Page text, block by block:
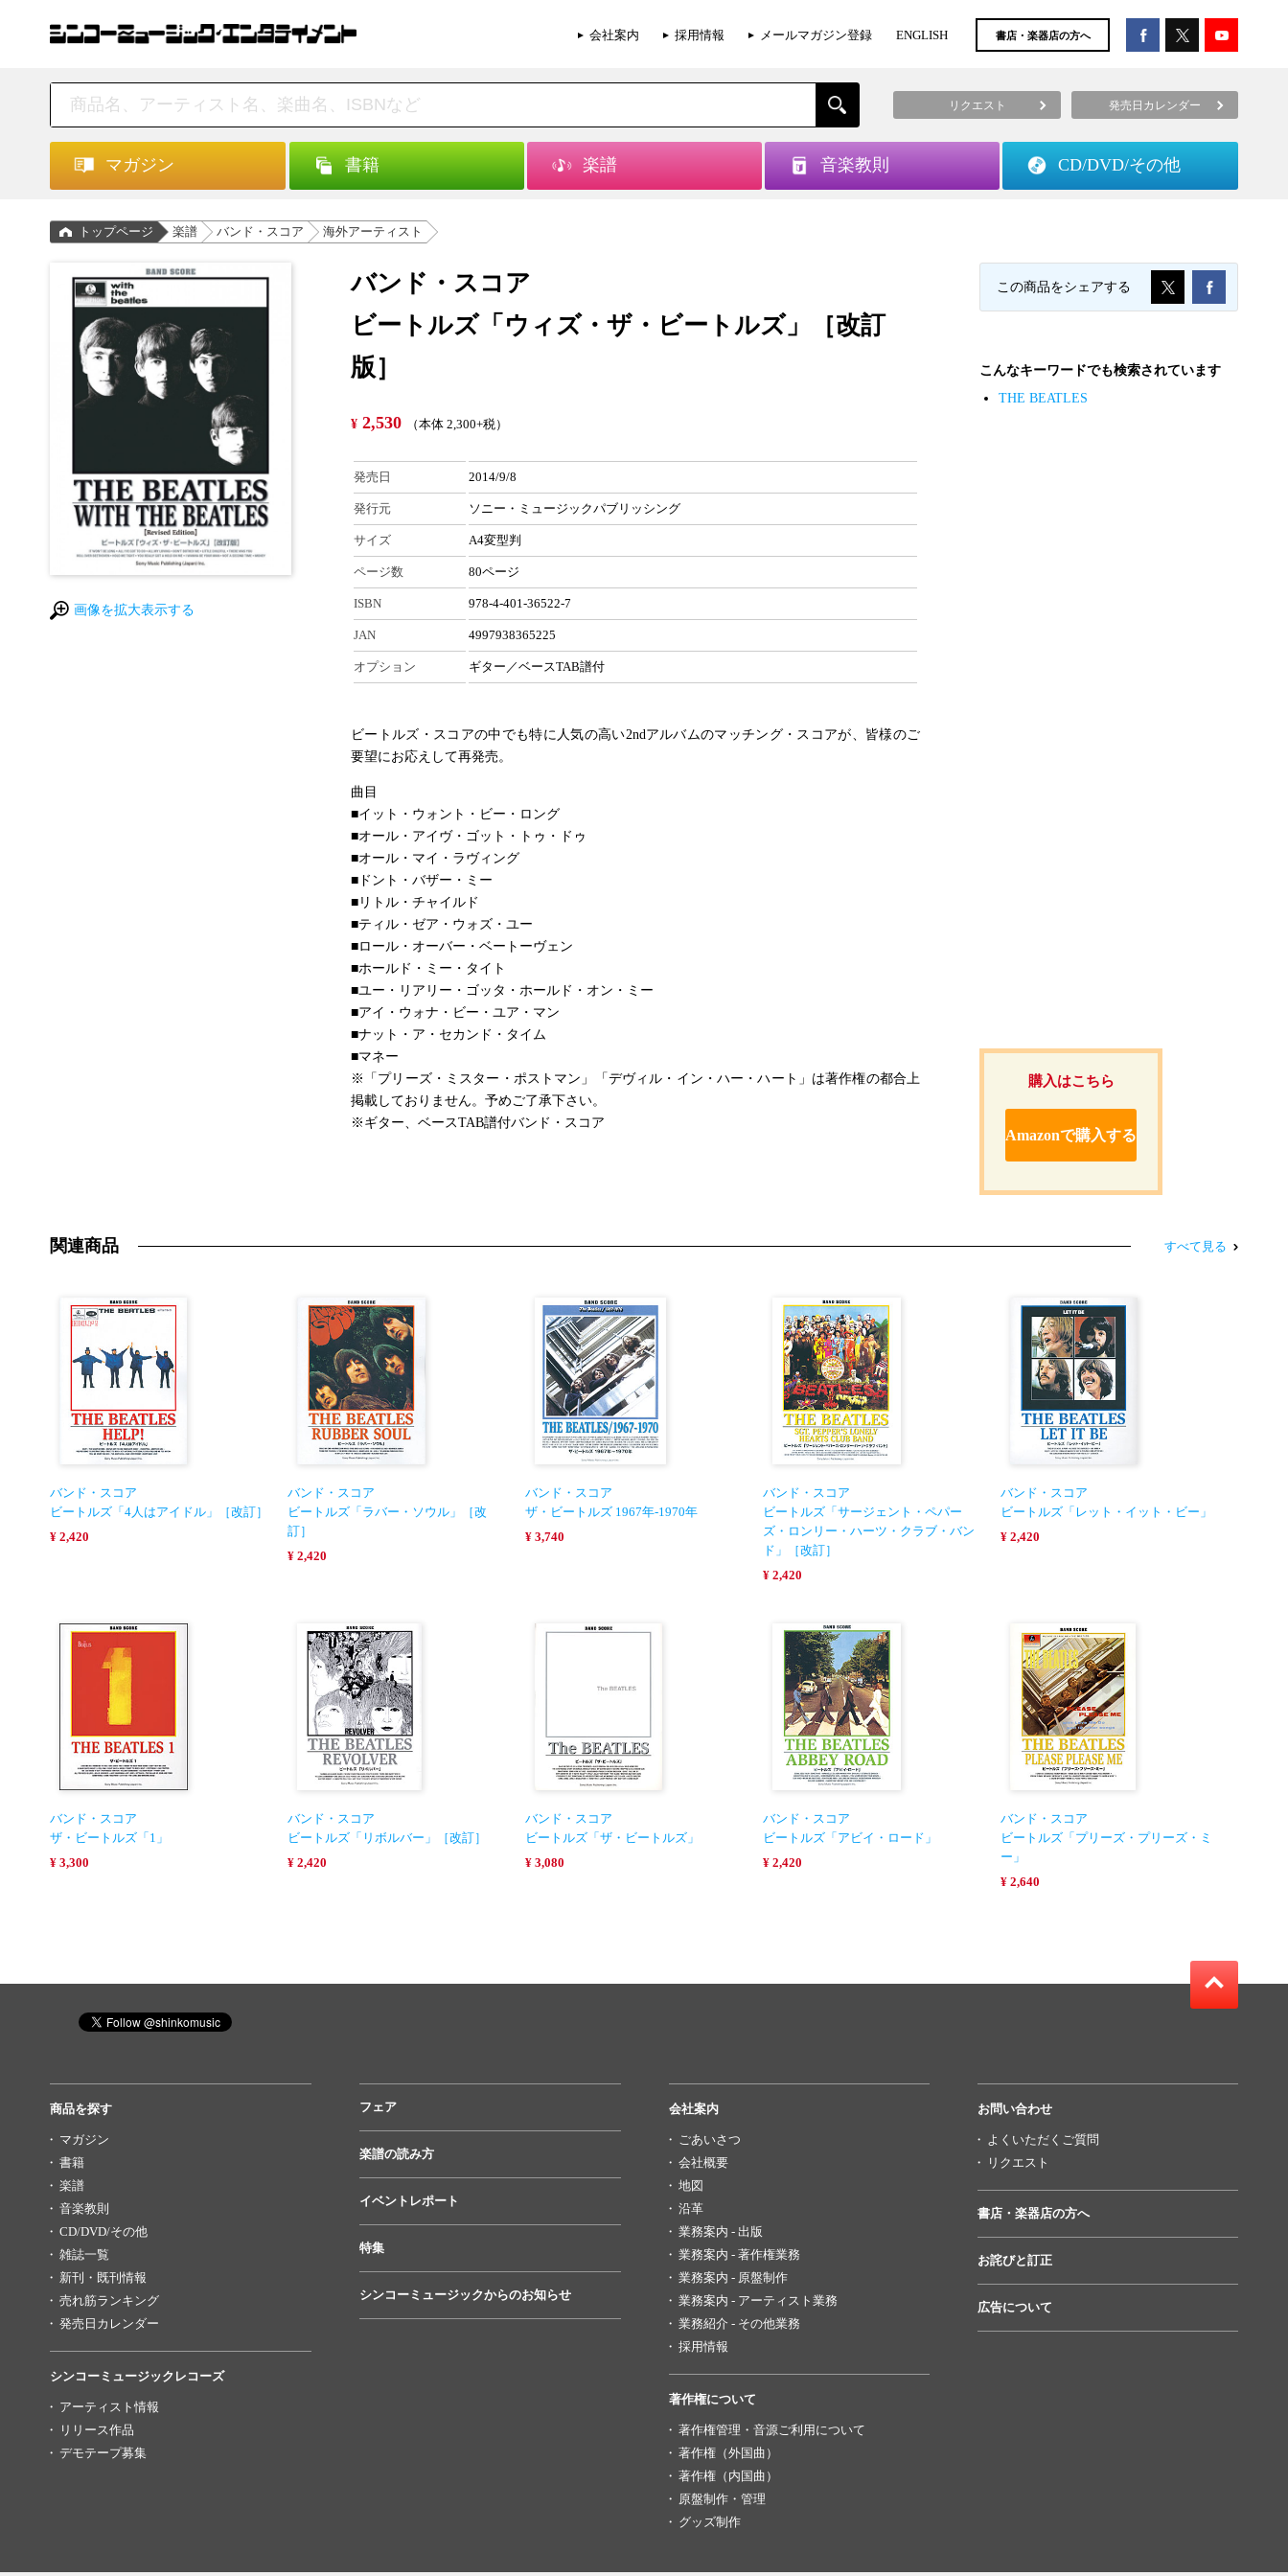
会社案内 採用情報 メールマガジン登録 ENGLISH 書店・楽器店の方へ
リクエスト 発売日カレンダー
マガジン 書籍 楽譜 音楽教則 CD/DVD/その他
トップページ 楽譜 バンド・スコア 海外アーティスト
画像を拡大表示する
バンド・スコア
ビートルズ「ウィズ・ザ・ビートルズ」［改訂
版］
¥ 2,530 （本体 2,300+税）
発売日 2014/9/8
発行元 ソニー・ミュージックパブリッシング
サイズ A4変型判
ページ数 80ページ
ISBN 978-4-401-36522-7
JAN 4997938365225
オプション ギター／ベースTAB譜付
ビートルズ・スコアの中でも特に人気の高い2ndアルバムのマッチング・スコアが、皆様のご
要望にお応えして再発売。
曲目
■イット・ウォント・ビー・ロング
■オール・アイヴ・ゴット・トゥ・ドゥ
■オール・マイ・ラヴィング
■ドント・バザー・ミー
■リトル・チャイルド
■ティル・ゼア・ウォズ・ユー
■ロール・オーバー・ベートーヴェン
■ホールド・ミー・タイト
■ユー・リアリー・ゴッタ・ホールド・オン・ミー
■アイ・ウォナ・ビー・ユア・マン
■ナット・ア・セカンド・タイム
■マネー
※「プリーズ・ミスター・ポストマン」「デヴィル・イン・ハー・ハート」は著作権の都合上
掲載しておりません。予めご了承下さい。
※ギター、ベースTAB譜付バンド・スコア
購入はこちら
Amazonで購入する
この商品をシェアする
こんなキーワードでも検索されています
THE BEATLES
関連商品 すべて見る
バンド・スコア
ビートルズ「4人はアイドル」［改訂］
¥ 2,420
バンド・スコア
ビートルズ「ラバー・ソウル」［改
訂］
¥ 2,420
バンド・スコア
ザ・ビートルズ 1967年-1970年
¥ 3,740
バンド・スコア
ビートルズ「サージェント・ペパー
ズ・ロンリー・ハーツ・クラブ・バン
ド」［改訂］
¥ 2,420
バンド・スコア
ビートルズ「レット・イット・ビー」
¥ 2,420
バンド・スコア
ザ・ビートルズ「1」
¥ 3,300
バンド・スコア
ビートルズ「リボルバー」［改訂］
¥ 2,420
バンド・スコア
ビートルズ「ザ・ビートルズ」
¥ 3,080
バンド・スコア
ビートルズ「アビイ・ロード」
¥ 2,420
バンド・スコア
ビートルズ「プリーズ・プリーズ・ミ
ー」
¥ 2,640
商品を探す
マガジン
書籍
楽譜
音楽教則
CD/DVD/その他
雑誌一覧
新刊・既刊情報
売れ筋ランキング
発売日カレンダー
シンコーミュージックレコーズ
アーティスト情報
リリース作品
デモテープ募集
フェア
楽譜の読み方
イベントレポート
特集
シンコーミュージックからのお知らせ
会社案内
ごあいさつ
会社概要
地図
沿革
業務案内 - 出版
業務案内 - 著作権業務
業務案内 - 原盤制作
業務案内 - アーティスト業務
業務紹介 - その他業務
採用情報
著作権について
著作権管理・音源ご利用について
著作権（外国曲）
著作権（内国曲）
原盤制作・管理
グッズ制作
お問い合わせ
よくいただくご質問
リクエスト
書店・楽器店の方へ
お詫びと訂正
広告について